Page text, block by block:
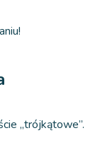
„trójkątowe”.